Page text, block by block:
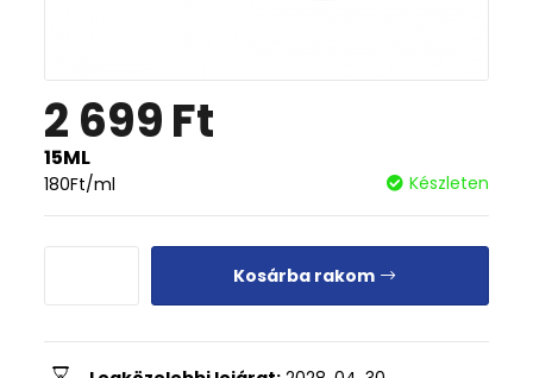
2 699Ft
15ML
180Ft/ml Készleten
Kosárba rakom